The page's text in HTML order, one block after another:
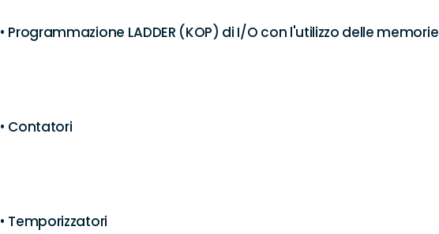
• Programmazione LADDER (KOP) di I/O con l'utilizzo delle memorie
• Contatori
• Temporizzatori